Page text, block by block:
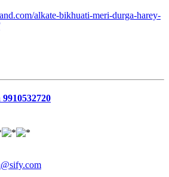
alkate-bikhuati-meri-durga-harey-